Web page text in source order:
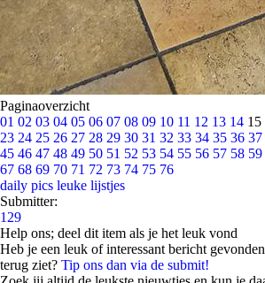
Paginaoverzicht
01 02 03 04 05 06 07 08 09 10 11 12 13 14 15
23 24 25 26 27 28 29 30 31 32 33 34 35 36 37
45 46 47 48 49 50 51 52 53 54 55 56 57 58 59
67 68 69 70 71 72 73 74 75 76
daily pics leuke lijstjes
Submitter:
129
Help ons; deel dit item als je het leuk vond
Heb je een leuk of interessant bericht
terug ziet? Tip ons dan via de submit!